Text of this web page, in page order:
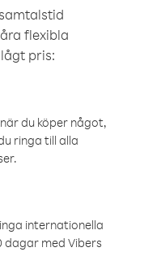
flexibla
pris:
du köper något,
ringa till alla
internationella
dagar med Vibers